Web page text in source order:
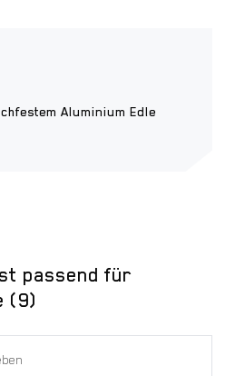
Aluminium Edle
passend für
(9)